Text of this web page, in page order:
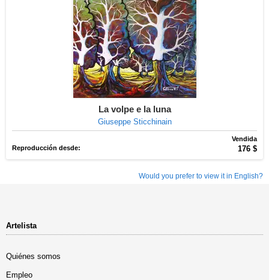
La volpe e la luna
Giuseppe Sticchinain
Vendida
Reproducción desde:
176 $
Would you prefer to view it in English?
Artelista
Quiénes somos
Empleo